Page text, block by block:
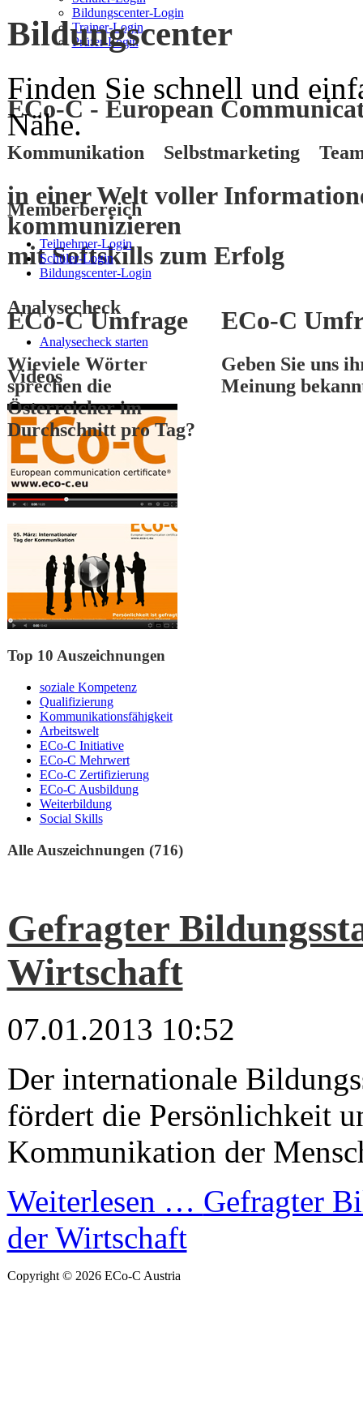
Bildungscenter-Login
Trainer-Login
Prüfer-Login
ECo-C - European
Kommunikation Selbstmarketing
in einer Welt voller
kommunizieren
mitSoftskillszum Erfolg
ECo-C Umfrage
Wieviele Wörter
sprechen die
Österreicher im
Durchschnitt pro Tag?
ECo-C
Geben Sie uns
Meinung
3
Bildungscenter
Finden Sie schnell und
Nähe.
Memberbereich
Teilnehmer-Login
Schüler-Login
Bildungscenter-Login
Analysecheck
Analysecheck starten
Videos
Top 10 Auszeichnungen
soziale Kompetenz
Qualifizierung
Kommunikationsfähigkeit
Arbeitswelt
ECo-C Initiative
ECo-C Mehrwert
ECo-C Zertifizierung
ECo-C Ausbildung
Weiterbildung
Social Skills
Alle Auszeichnungen (716)
Gefragter
Wirtschaft
07.01.2013 10:52
Der internationale
fördert die Persönlichkeit
Kommunikation der
Weiterlesen … Gefragter
der Wirtschaft
Copyright © 2026 ECo-C Austria